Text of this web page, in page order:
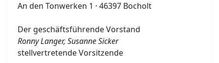
An den Tonwerken 1 · 46397 Bocholt
Der geschäftsführende Vorstand
Ronny Langer, Susanne Sicker
stellvertretende Vorsitzende